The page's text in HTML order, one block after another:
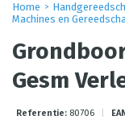
Home
Machines en
Gesm
Referentie: 80706